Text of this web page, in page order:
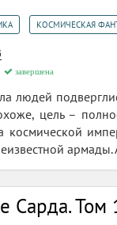
КОСМИЧЕСКАЯ
завершена
людей
цель –
космической
армады.
Сарда. Том